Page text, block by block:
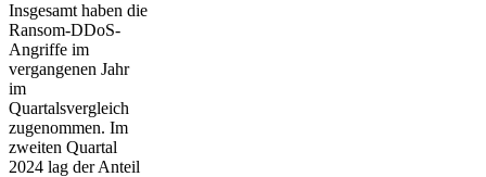
Insgesamt haben die
Ransom-DDoS-
Angriffe im
vergangenen Jahr
im
Quartalsvergleich
zugenommen. Im
zweiten Quartal
2024 lag der Anteil